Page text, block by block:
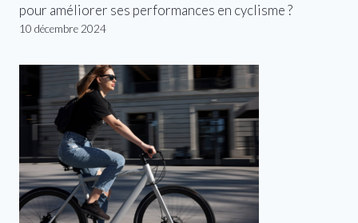
pour améliorer ses performances en cyclisme ?
10 décembre 2024